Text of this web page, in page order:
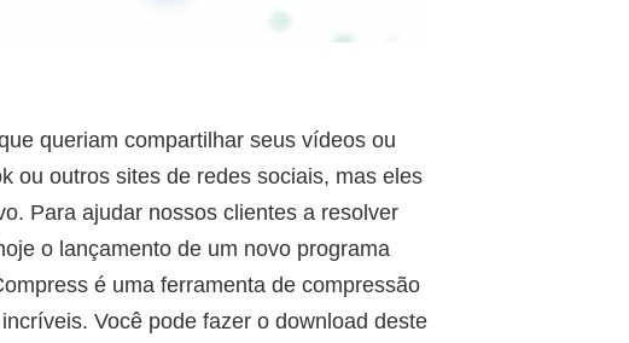
queriam compartilhar seus vídeos ou
ou outros sites de redes sociais, mas eles
Para ajudar nossos clientes a resolver
o lançamento de um novo programa
é uma ferramenta de compressão
Você pode fazer o download deste